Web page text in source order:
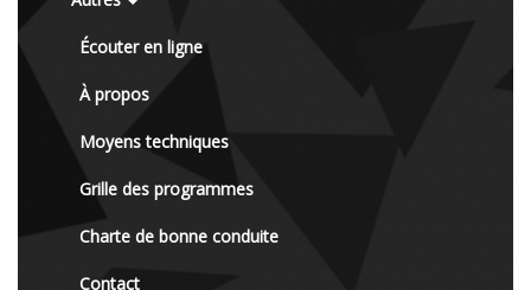
Écouter en ligne
À propos
Moyens techniques
Grille des programmes
Charte de bonne conduite
Contact